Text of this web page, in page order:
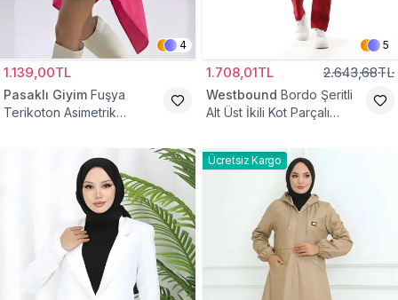
4
1.139,00TL
Pasaklı Giyim Fuşya
Terikoton Asimetrik
5
1.708,01TL 2.643,68TL
Westbound Bordo Şeritli
Alt Üst İkili Kot Parçalı
Ücretsiz Kargo